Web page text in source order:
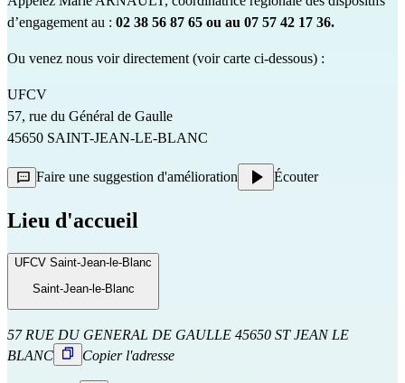
d’engagement au : 02 38 56 87 65 ou au 07 57 42 17 36.
Ou venez nous voir directement (voir carte ci-dessous) :
UFCV
57, rue du Général de Gaulle
45650 SAINT-JEAN-LE-BLANC
Faire une suggestion d'amélioration Écouter
Lieu d'accueil
UFCV Saint-Jean-le-Blanc
Saint-Jean-le-Blanc
57 RUE DU GENERAL DE GAULLE 45650 ST JEAN LE
BLANC
Copier l'adresse